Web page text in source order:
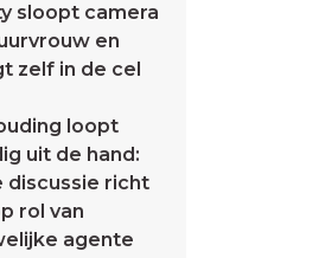
sloopt camera
en
zelf in de cel
loopt
uit de hand:
discussie richt
rol van
agente